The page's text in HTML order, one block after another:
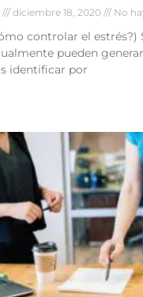
diciembre 18, 2020 No
controlar el estrés?)
pueden
identificar por